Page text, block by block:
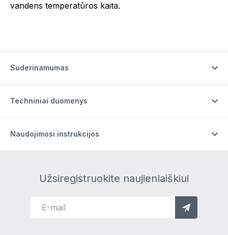
vandens temperatūros kaita.
Suderinamumas
Techniniai duomenys
Naudojimosi instrukcijos
Užsiregistruokite naujienlaiškiui